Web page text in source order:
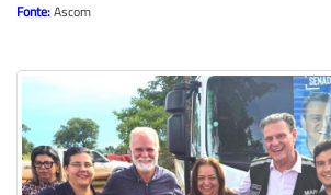
Fonte:Ascom